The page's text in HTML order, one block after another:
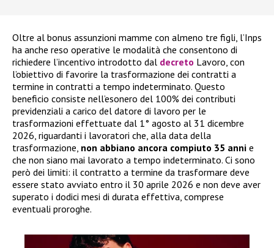
Oltre al bonus assunzioni mamme con almeno tre figli, l’Inps
ha anche reso operative le modalità che consentono di
richiedere l’incentivo introdotto dal decreto Lavoro, con
l’obiettivo di favorire la trasformazione dei contratti a
termine in contratti a tempo indeterminato. Questo
beneficio consiste nell’esonero del 100% dei contributi
previdenziali a carico del datore di lavoro per le
trasformazioni effettuate dal 1° agosto al 31 dicembre
2026, riguardanti i lavoratori che, alla data della
trasformazione, non abbiano ancora compiuto 35 anni e
che non siano mai lavorato a tempo indeterminato. Ci sono
però dei limiti: il contratto a termine da trasformare deve
essere stato avviato entro il 30 aprile 2026 e non deve aver
superato i dodici mesi di durata effettiva, comprese
eventuali proroghe.